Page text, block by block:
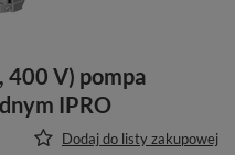
400 V) pompa
IPRO
Dodaj do listy zakupowej